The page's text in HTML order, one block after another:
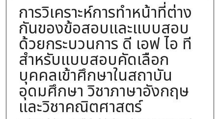
การวิเคราะห์การทำหน้าที่ต่าง
กันของข้อสอบและแบบสอบ
ด้วยกระบวนการ ดี เอฟ ไอ ที
สำหรับแบบสอบคัดเลือก
บุคคลเข้าศึกษาในสถาบัน
อุดมศึกษา วิชาภาษาอังกฤษ
และวิชาคณิตศาสตร์